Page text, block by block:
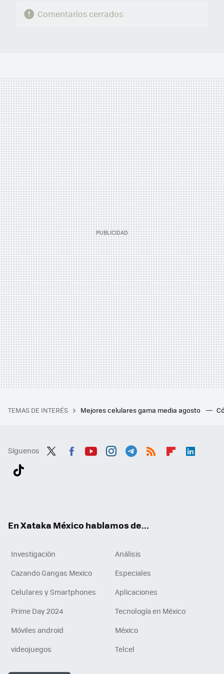
Comentarios cerrados
TEMAS DE INTERÉS Mejores celulares gama media agosto
Síguenos
En Xataka México hablamos de...
Investigación
Análisis
Cazando Gangas Mexico
Especiales
Celulares y Smartphones
Aplicaciones
Prime Day 2024
Tecnología en México
Móviles android
México
videojuegos
Telcel